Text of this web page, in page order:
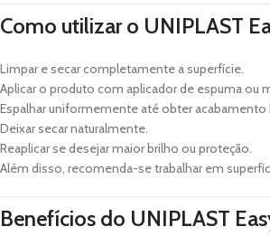
Como utilizar o UNIPLAST
Limpar e secar completamente a superfície.
Aplicar o produto com aplicador de espuma ou
Espalhar uniformemente até obter acabamento
Deixar secar naturalmente.
Reaplicar se desejar maior brilho ou proteção.
Além disso, recomenda-se trabalhar em
Benefícios do UNIPLAST